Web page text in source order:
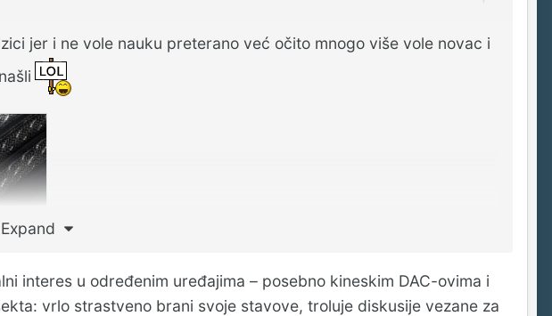
jer i ne vole nauku preterano već očito mnogo više vole novac i
Expand
interes u određenim uređajima – posebno kineskim DAC-ovima i
vrlo strastveno brani svoje stavove, troluje diskusije vezane za